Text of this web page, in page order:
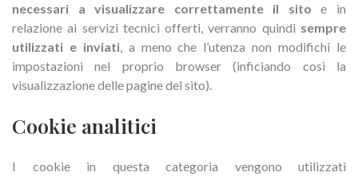
necessari a visualizzare correttamente il sito e in
relazione ai servizi tecnici offerti, verranno quindi sempre
utilizzati e inviati, a meno che l’utenza non modifichi le
impostazioni nel proprio browser (inficiando così la
visualizzazione delle pagine del sito).
Cookie analitici
I cookie in questa categoria vengono utilizzati